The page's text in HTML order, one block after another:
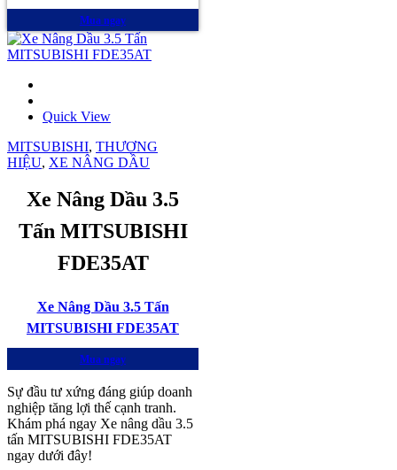
Mua ngay
Quick View
MITSUBISHI, THƯƠNG
HIỆU, XE NÂNG DẦU
Xe Nâng Dầu 3.5
Tấn MITSUBISHI
FDE35AT
Xe Nâng Dầu 3.5 Tấn
MITSUBISHI FDE35AT
Mua ngay
Sự đầu tư xứng đáng giúp doanh
nghiệp tăng lợi thế cạnh tranh.
Khám phá ngay Xe nâng dầu 3.5
tấn MITSUBISHI FDE35AT
ngay dưới đây!